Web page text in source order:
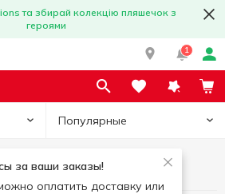
та збирай колекцію пляшечок з
героями
1
Популярные
за ваши заказы!
оплатить доставку или
Зефир, мармелад